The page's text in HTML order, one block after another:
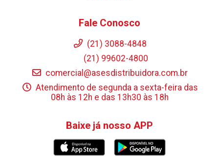
Fale Conosco
(21) 3088-4848
(21) 99602-4800
comercial@asesdistribuidora.com.br
Atendimento de segunda a sexta-feira das
08h às 12h e das 13h30 às 18h
Baixe já nosso APP